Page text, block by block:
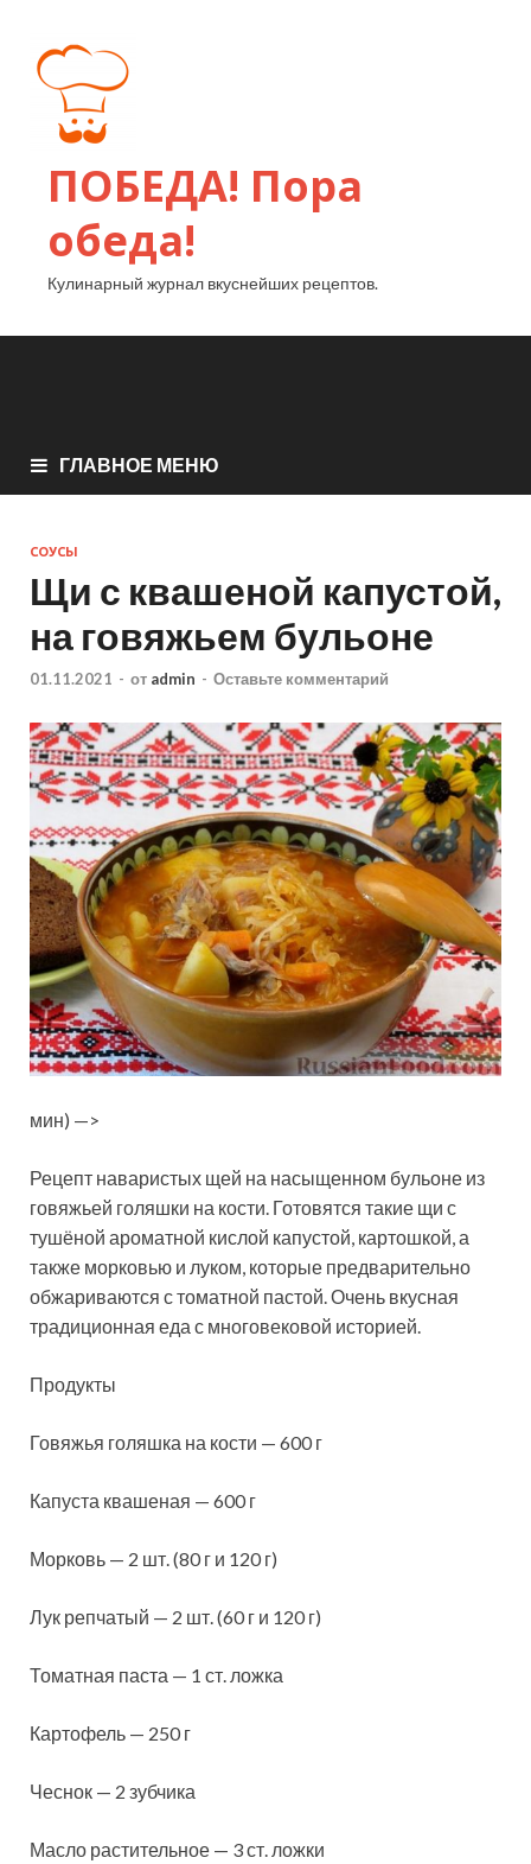
ПОБЕДА! Пора
обеда!
Кулинарный журнал вкуснейших рецептов.
ГЛАВНОЕ МЕНЮ
СОУСЫ
Щи с квашеной капустой,
на говяжьем бульоне
01.11.2021 - от admin - Оставьте комментарий
мин) —>
Рецепт наваристых щей на насыщенном бульоне из
говяжьей голяшки на кости. Готовятся такие щи с
тушёной ароматной кислой капустой, картошкой, а
также морковью и луком, которые предварительно
обжариваются с томатной пастой. Очень вкусная
традиционная еда с многовековой историей.
Продукты
Говяжья голяшка на кости — 600 г
Капуста квашеная — 600 г
Морковь — 2 шт. (80 г и 120 г)
Лук репчатый — 2 шт. (60 г и 120 г)
Томатная паста — 1 ст. ложка
Картофель — 250 г
Чеснок — 2 зубчика
Масло растительное — 3 ст. ложки